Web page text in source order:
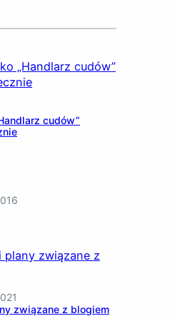
cudów”
związane z blogiem